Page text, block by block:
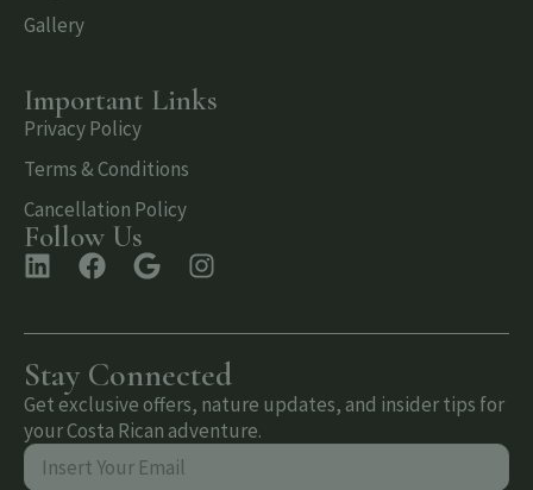
Gallery
Important Links
Privacy Policy
Terms & Conditions
Cancellation Policy
Follow Us
Stay Connected
Get exclusive offers, nature updates, and insider tips for
your Costa Rican adventure.